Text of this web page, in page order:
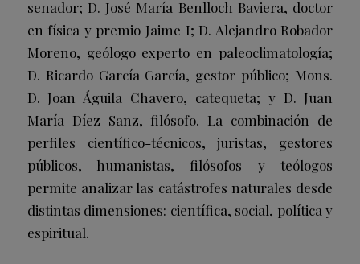
senador; D. José María Benlloch Baviera, doctor
en física y premio Jaime I; D. Alejandro Robador
Moreno, geólogo experto en paleoclimatología;
D. Ricardo García García, gestor público; Mons.
D. Joan Águila Chavero, catequeta; y D. Juan
María Díez Sanz, filósofo. La combinación de
perfiles científico-técnicos, juristas, gestores
públicos, humanistas, filósofos y teólogos
permite analizar las catástrofes naturales desde
distintas dimensiones: científica, social, política y
espiritual.